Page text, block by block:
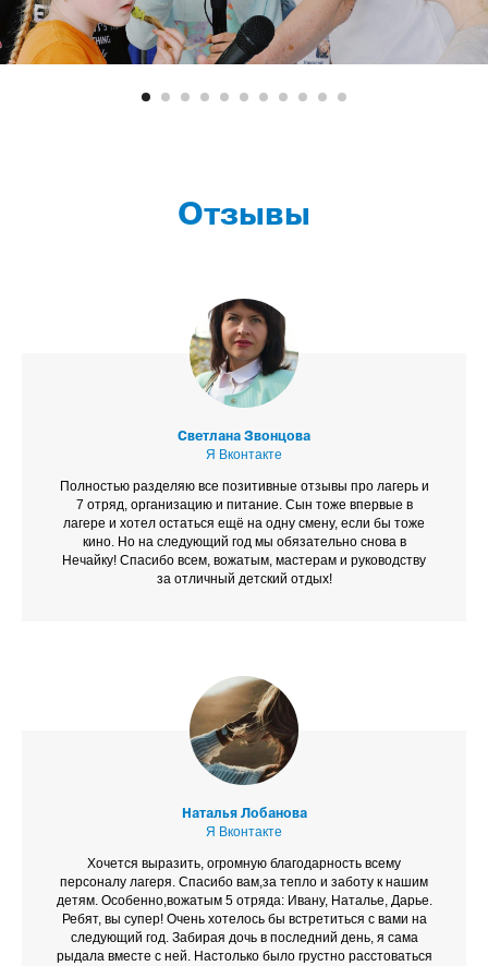
Отзывы
Светлана Звонцова
Я Вконтакте
Полностью разделяю все позитивные отзывы про лагерь и
7 отряд, организацию и питание. Сын тоже впервые в
лагере и хотел остаться ещё на одну смену, если бы тоже
кино. Но на следующий год мы обязательно снова в
Нечайку! Спасибо всем, вожатым, мастерам и руководству
за отличный детский отдых!
Наталья Лобанова
Я Вконтакте
Хочется выразить, огромную благодарность всему
персоналу лагеря. Спасибо вам,за тепло и заботу к нашим
детям. Особенно,вожатым 5 отряда: Ивану, Наталье, Дарье.
Ребят, вы супер! Очень хотелось бы встретиться с вами на
следующий год. Забирая дочь в последний день, я сама
рыдала вместе с ней. Настолько было грустно расстоваться